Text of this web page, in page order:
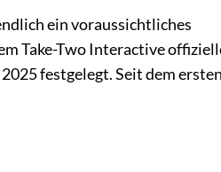
ein voraussichtliches
Take-Two Interactive
festgelegt. Seit dem